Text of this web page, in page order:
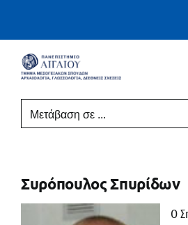
Μετάβαση σε ...
Συρόπουλος Σπυρίδων
Ο